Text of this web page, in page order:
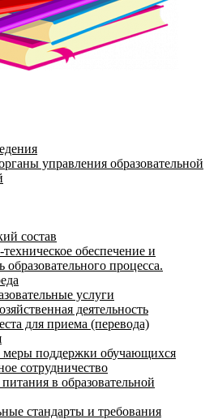
управления образовательной
состав
обеспечение и
образовательного процесса.
услуги
деятельность
для приема (перевода)
поддержки обучающихся
сотрудничество
в образовательной
стандарты и требования